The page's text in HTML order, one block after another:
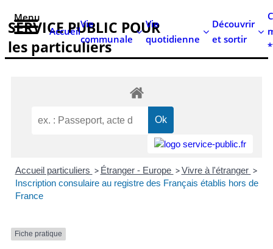
principal
Menu
Accueil
Vie
communale
Vie
quotidienne
Découvrir
et sortir
SERVICE PUBLIC POUR​
les particuliers
Accueil particuliers > Étranger - Europe > Vivre à l'étranger >
Inscription consulaire au registre des Français établis hors de
France
Fiche pratique